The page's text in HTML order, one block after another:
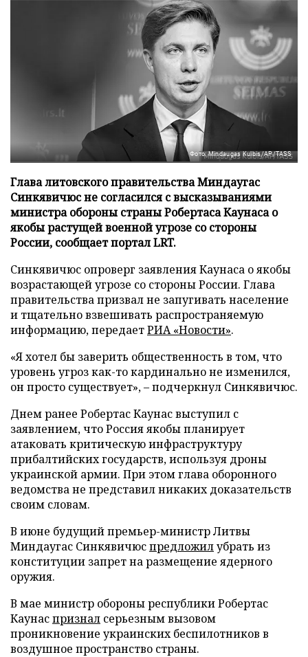
Фото: Mindaugas Kulbis/AP/TASS
Глава литовского правительства Миндаугас
Синкявичюс не согласился с высказываниями
министра обороны страны Робертаса Каунаса о
якобы растущей военной угрозе со стороны
России, сообщает портал LRT.
Синкявичюс опроверг заявления Каунаса о якобы
возрастающей угрозе со стороны России. Глава
правительства призвал не запугивать население
и тщательно взвешивать распространяемую
информацию, передаетРИА «Новости».
«Я хотел бы заверить общественность в том, что
уровень угроз как-то кардинально не изменился,
он просто существует», – подчеркнул Синкявичюс.
Днем ранее Робертас Каунас выступил с
заявлением, что Россия якобы планирует
атаковать критическую инфраструктуру
прибалтийских государств, используя дроны
украинской армии. При этом глава оборонного
ведомства не представил никаких доказательств
своим словам.
В июне будущий премьер-министр Литвы
Миндаугас Синкявичюспредложилубрать из
конституции запрет на размещение ядерного
оружия.
В мае министр обороны республики Робертас
Каунаспризнал серьезным вызовом
проникновение украинских беспилотников в
воздушное пространство страны.